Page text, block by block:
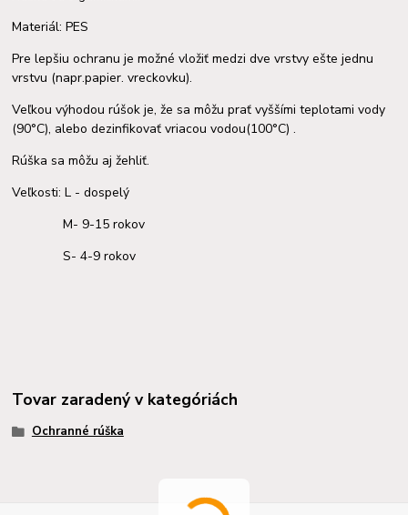
Materiál: PES
Pre lepšiu ochranu je možné vložiť medzi dve vrstvy ešte jednu
vrstvu (napr.papier. vreckovku).
Veľkou výhodou rúšok je, že sa môžu prať vyššími teplotami vody
(90°C), alebo dezinfikovať vriacou vodou(100°C) .
Rúška sa môžu aj žehliť.
Veľkosti: L - dospelý
M- 9-15 rokov
S- 4-9 rokov
Tovar zaradený v kategóriách
Ochranné rúška